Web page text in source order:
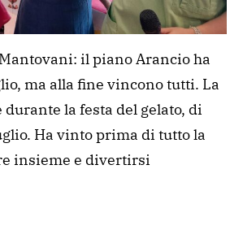
il piano Arancio ha
ma alla fine vincono tutti. La
la festa del gelato, di
Ha vinto prima di tutto la
insieme e divertirsi